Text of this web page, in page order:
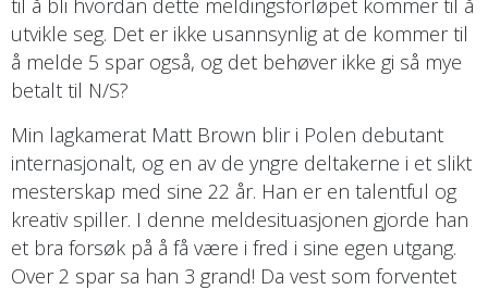
til å bli hvordan dette meldingsforløpet kommer til å
utvikle seg. Det er ikke usannsynlig at de kommer til
å melde 5 spar også, og det behøver ikke gi så mye
betalt til N/S?
Min lagkamerat Matt Brown blir i Polen debutant
internasjonalt, og en av de yngre deltakerne i et slikt
mesterskap med sine 22 år. Han er en talentful og
kreativ spiller. I denne meldesituasjonen gjorde han
et bra forsøk på å få være i fred i sine egen utgang.
Over 2 spar sa han 3 grand! Da vest som forventet